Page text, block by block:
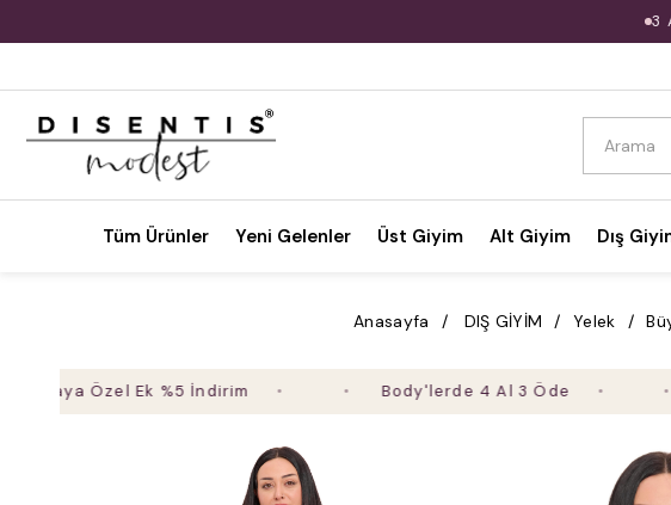
3
Tüm Ürünler Yeni Gelenler Üst Giyim Alt Giyim Dış
Anasayfa DIŞ GİYİM Yelek
Özel Ek %5 İndirim Body'lerde 4 Al 3 Öde 2.